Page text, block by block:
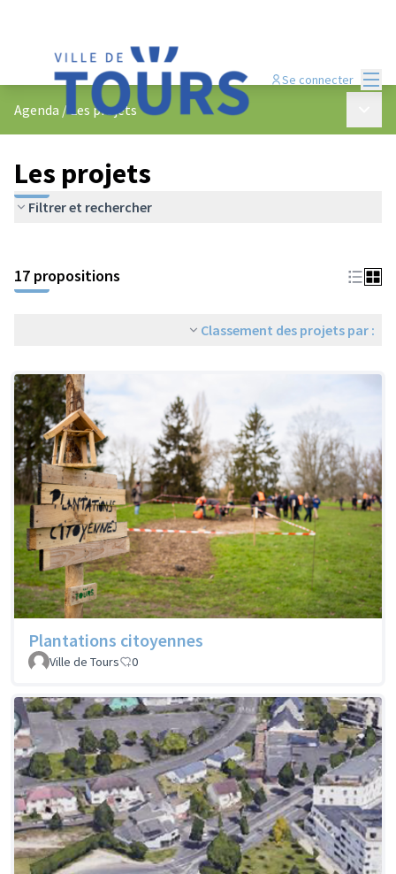
Se connecter
Agenda /Les projets
Les projets
Filtrer et rechercher
+
−
17 propositions
Classement des projets par :
Plantations citoyennes
Ville de Tours 0